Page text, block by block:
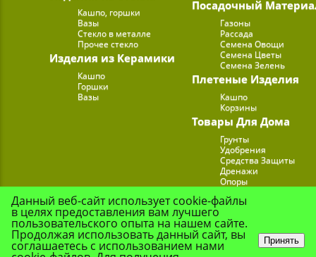
Кашпо, горшки
Вазы
Стекло в металле
Прочее стекло
Изделия из Керамики
Кашпо
Горшки
Вазы
Посадочный
Газоны
Рассада
Семена Овощи
Семена Цветы
Семена Зелень
Плетеные Изделия
Кашпо
Корзины
Товары Для Дома
Грунты
Удобрения
Средства Защиты
Дренажи
Опоры
Подставки для Цветов
Данный веб-сайт использует cookie-файлы
в целях предоставления вам лучшего
пользовательского опыта на нашем сайте.
Продолжая использовать данный сайт, вы
соглашаетесь с использованием нами Принять